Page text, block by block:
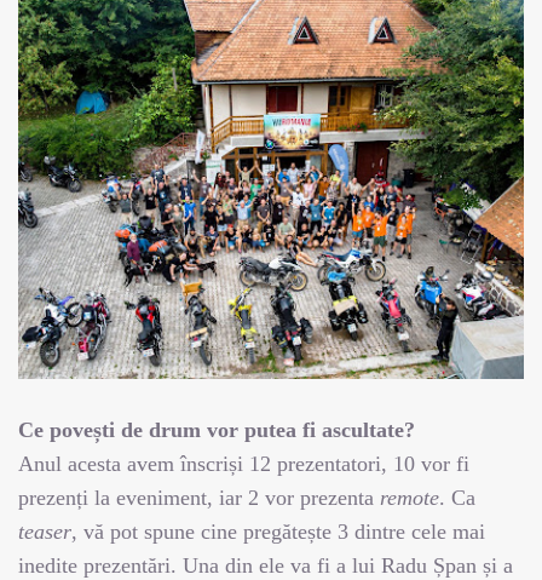
Ce povești de drum vor putea fi ascultate?
Anul acesta avem înscriși 12 prezentatori, 10 vor fi
prezenți la eveniment, iar 2 vor prezenta remote. Ca
teaser, vă pot spune cine pregătește 3 dintre cele mai
inedite prezentări. Una din ele va fi a lui Radu Șpan și a